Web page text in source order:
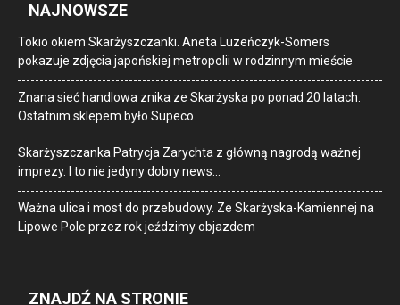
NAJNOWSZE
Tokio okiem Skarżyszczanki. Aneta Luzeńczyk-Somers
pokazuje zdjęcia japońskiej metropolii w rodzinnym mieście
Znana sieć handlowa znika ze Skarżyska po ponad 20 latach.
Ostatnim sklepem było Supeco
Skarżyszczanka Patrycja Zarychta z główną nagrodą ważnej
imprezy. I to nie jedyny dobry news…
Ważna ulica i most do przebudowy. Ze Skarżyska-Kamiennej na
Lipowe Pole przez rok jeździmy objazdem
ZNAJDŹ NA STRONIE